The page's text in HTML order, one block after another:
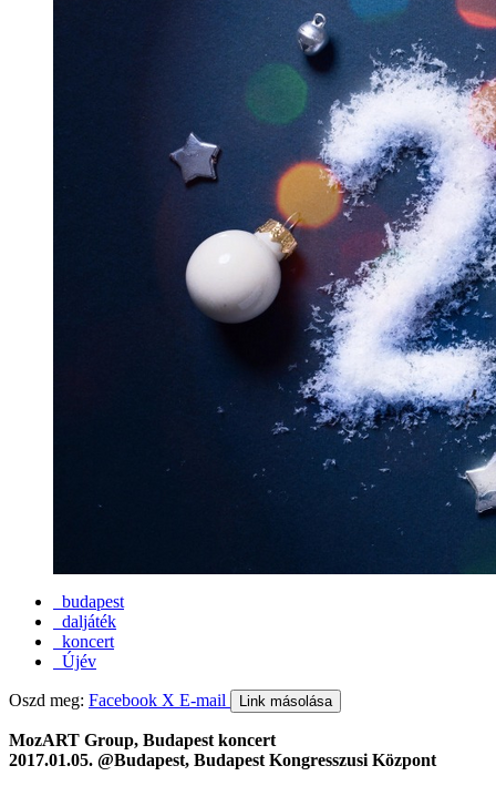
budapest
daljáték
koncert
Újév
Oszd meg: Facebook X E-mail Link másolása
MozART Group, Budapest koncert
2017.01.05. @Budapest, Budapest Kongresszusi Központ